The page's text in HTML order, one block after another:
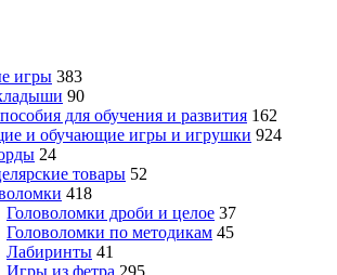
игры 383
90
для обучения и развития 162
и обучающие игры и игрушки 924
24
товары 52
418
Головоломки дроби и целое 37
Головоломки по методикам 45
Лабиринты 41
Игры из фетра 295